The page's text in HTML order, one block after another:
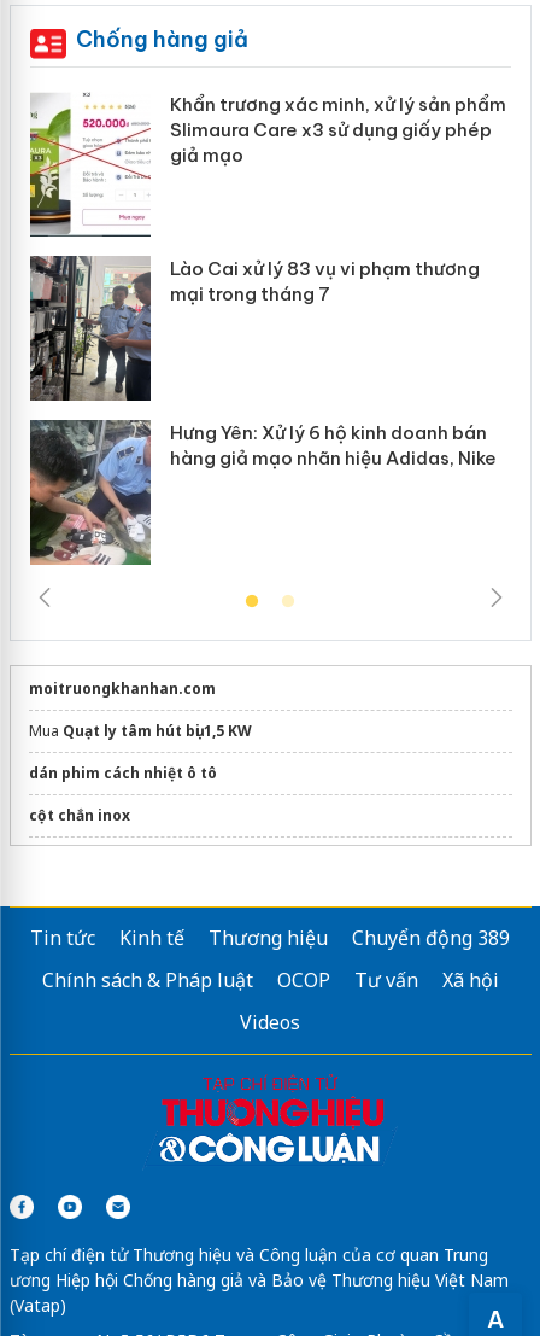
A
Chống hàng giả
Khẩn trương xác minh, xử lý sản phẩm
Slimaura Care x3 sử dụng giấy phép
giả mạo
Lào Cai xử lý 83 vụ vi phạm thương
mại trong tháng 7
Hưng Yên: Xử lý 6 hộ kinh doanh bán
hàng giả mạo nhãn hiệu Adidas, Nike
moitruongkhanhan.com
Mua Quạt ly tâm hút bụi 1,5 KW
dán phim cách nhiệt ô tô
cột chắn inox
Tin tức Kinh tế Thương hiệu
Chuyển động 389
Chính sách & Pháp luật
OCOP Tư vấn
Xã hội
Videos
Tạp chí điện tử Thương hiệu và Công luận của cơ quan Trung
ương Hiệp hội Chống hàng giả và Bảo vệ Thương hiệu Việt Nam
(Vatap)